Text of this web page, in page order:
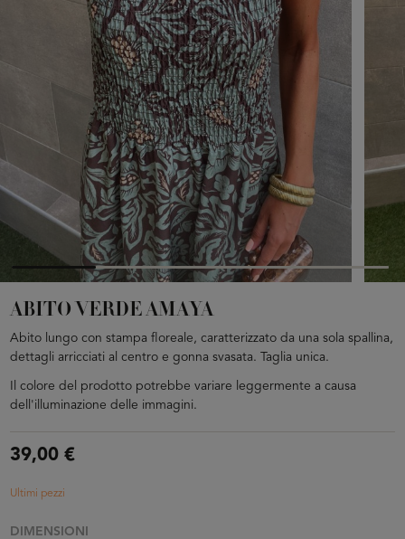
ABITO VERDE AMAYA
Abito lungo con stampa floreale, caratterizzato da una sola spallina,
dettagli arricciati al centro e gonna svasata. Taglia unica.
Il colore del prodotto potrebbe variare leggermente a causa
dell'illuminazione delle immagini.
39,00 €
Ultimi pezzi
DIMENSIONI